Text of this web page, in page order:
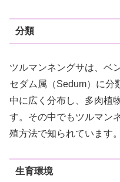
分類
ツルマンネングサは、ベ
セダム属（Sedum）に分
中に広く分布し、多肉植
す。その中でもツルマン
殖方法で知られています。
生育環境